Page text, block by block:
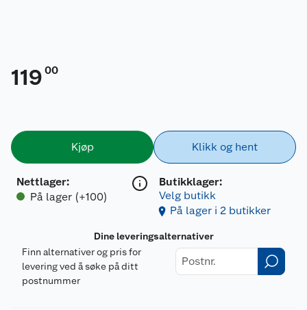
119 00
Kjøp
Nettlager:
På lager (+100)
Klikk og hent
Butikklager:
Velg butikk
På lager i 2 butikker
Dine leveringsalternativer
Finn alternativer og pris for
levering ved å søke på ditt
postnummer